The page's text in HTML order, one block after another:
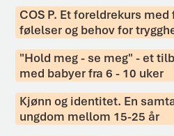
COS P. Et foreldrekurs
følelser og behov for
"Hold meg - se meg" - et
med babyer fra 6 - 10 uker
Kjønn og identitet. En
ungdom mellom 15-25 år